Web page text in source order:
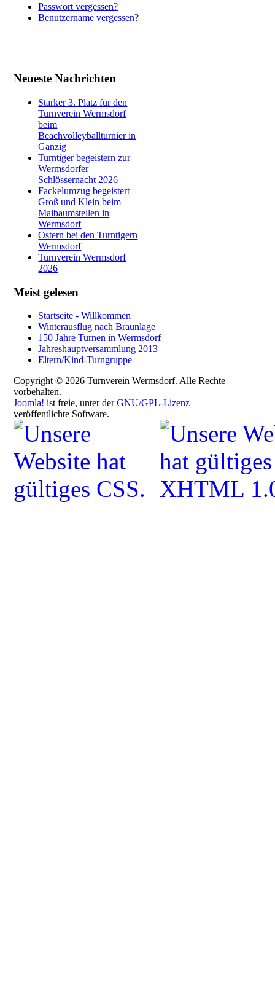
Passwort vergessen?
Benutzername vergessen?
Neueste Nachrichten
Starker 3. Platz für den
Turnverein Wermsdorf
beim
Beachvolleyballturnier in
Ganzig
Turntiger begeistern zur
Wermsdorfer
Schlössernacht 2026
Fackelumzug begeistert
Groß und Klein beim
Maibaumstellen in
Wermsdorf
Ostern bei den Turntigern
Wermsdorf
Turnverein Wermsdorf
2026
Meist gelesen
Startseite - Willkommen
Winterausflug nach Braunlage
150 Jahre Turnen in Wermsdorf
Jahreshauptversammlung 2013
Eltern/Kind-Turngruppe
Copyright © 2026 Turnverein Wermsdorf. Alle Rechte
vorbehalten.
Joomla! ist freie, unter derGNU/GPL-Lizenz
veröffentlichte Software.